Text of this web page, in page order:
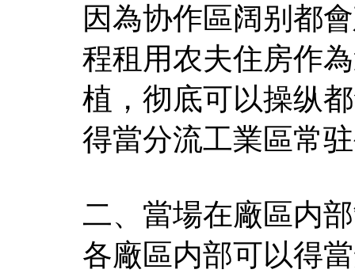
因為协作區阔别都
程租用农夫住房作
植，彻底可以操纵
得當分流工業區常
二、當場在廠區内
各廠區内部可以得